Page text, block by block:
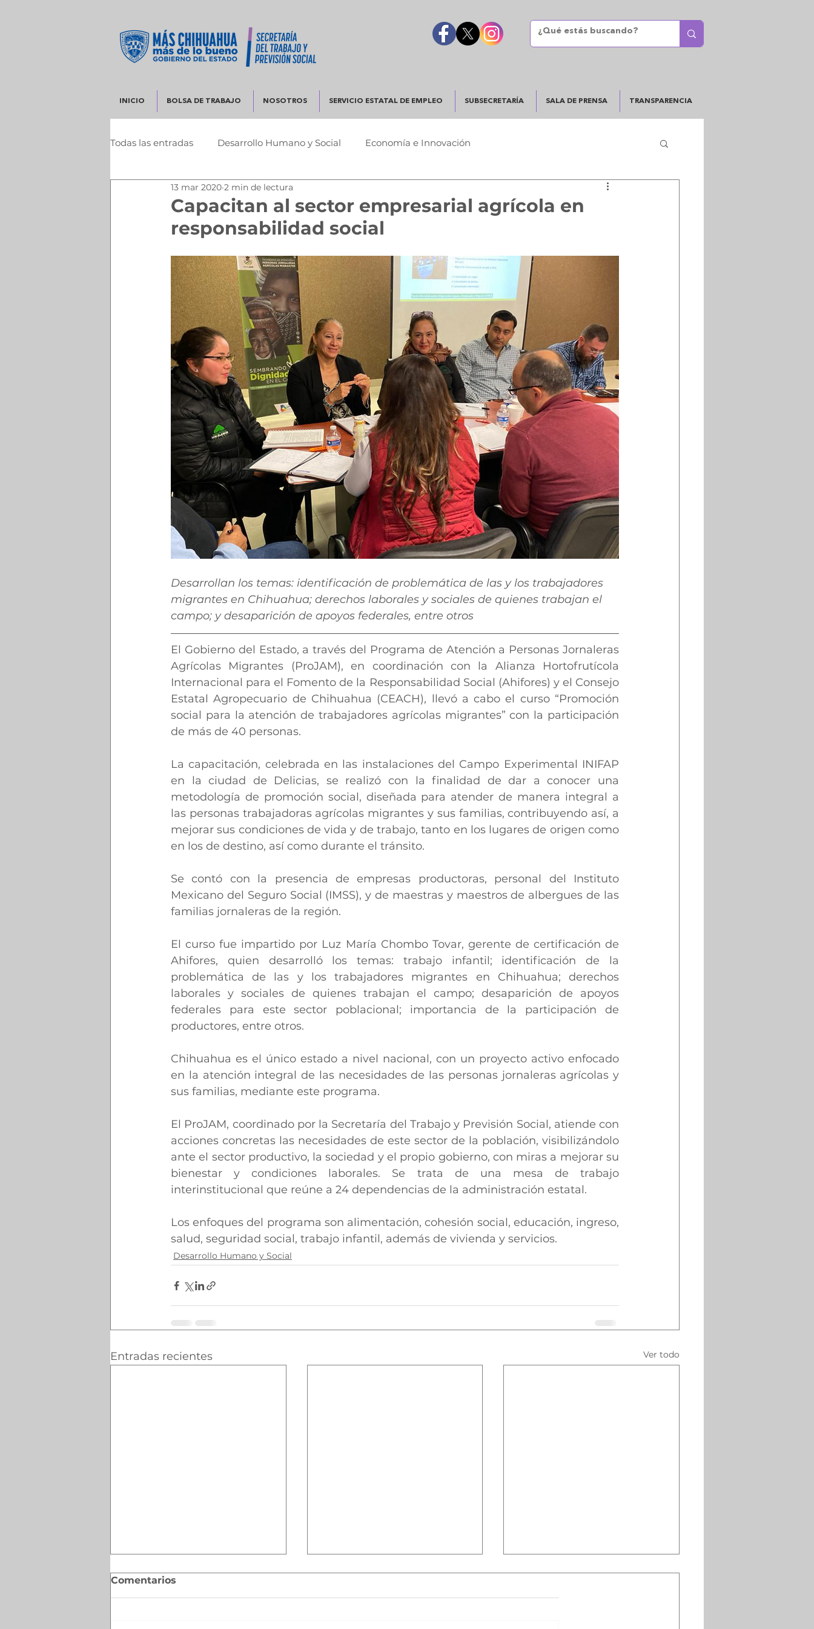
INICIO BOLSA DE TRABAJO NOSOTROS SERVICIO ESTATAL DE EMPLEO SUBSECRETARÍA SALA DE PRENSA TRANSPARENCIA
Todas las entradas Desarrollo Humano y Social Economía e Innovación
Infraestructura y Desarrollo Urbano
Capacitan al sector empresarial agrícola en
responsabilidad social
13 mar 2020 2 min de lectura
Desarrollan los temas: identificación de problemática de las y los trabajadores
migrantes en Chihuahua; derechos laborales y sociales de quienes trabajan el
campo; y desaparición de apoyos federales, entre otros
El Gobierno del Estado, a través del Programa de Atención a Personas Jornaleras
Agrícolas Migrantes (ProJAM), en coordinación con la Alianza Hortofrutícola
Internacional para el Fomento de la Responsabilidad Social (Ahifores) y el Consejo
Estatal Agropecuario de Chihuahua (CEACH), llevó a cabo el curso “Promoción
social para la atención de trabajadores agrícolas migrantes” con la participación
de más de 40 personas.
La capacitación, celebrada en las instalaciones del Campo Experimental INIFAP
en la ciudad de Delicias, se realizó con la finalidad de dar a conocer una
metodología de promoción social, diseñada para atender de manera integral a
las personas trabajadoras agrícolas migrantes y sus familias, contribuyendo así, a
mejorar sus condiciones de vida y de trabajo, tanto en los lugares de origen como
en los de destino, así como durante el tránsito.
Se contó con la presencia de empresas productoras, personal del Instituto
Mexicano del Seguro Social (IMSS), y de maestras y maestros de albergues de las
familias jornaleras de la región.
El curso fue impartido por Luz María Chombo Tovar, gerente de certificación de
Ahifores, quien desarrolló los temas: trabajo infantil; identificación de la
problemática de las y los trabajadores migrantes en Chihuahua; derechos
laborales y sociales de quienes trabajan el campo; desaparición de apoyos
federales para este sector poblacional; importancia de la participación de
productores, entre otros.
Chihuahua es el único estado a nivel nacional, con un proyecto activo enfocado
en la atención integral de las necesidades de las personas jornaleras agrícolas y
sus familias, mediante este programa.
El ProJAM, coordinado por la Secretaría del Trabajo y Previsión Social, atiende con
acciones concretas las necesidades de este sector de la población, visibilizándolo
ante el sector productivo, la sociedad y el propio gobierno, con miras a mejorar su
bienestar y condiciones laborales. Se trata de una mesa de trabajo
interinstitucional que reúne a 24 dependencias de la administración estatal.
Los enfoques del programa son alimentación, cohesión social, educación, ingreso,
salud, seguridad social, trabajo infantil, además de vivienda y servicios.
Desarrollo Humano y Social
Entradas recientes Ver todo
Comentarios